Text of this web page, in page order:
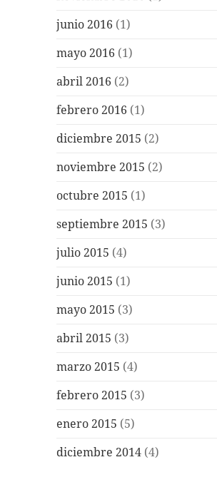
junio 2016 (1)
mayo 2016 (1)
abril 2016 (2)
febrero 2016 (1)
diciembre 2015 (2)
noviembre 2015 (2)
octubre 2015 (1)
septiembre 2015 (3)
julio 2015 (4)
junio 2015 (1)
mayo 2015 (3)
abril 2015 (3)
marzo 2015 (4)
febrero 2015 (3)
enero 2015 (5)
diciembre 2014 (4)